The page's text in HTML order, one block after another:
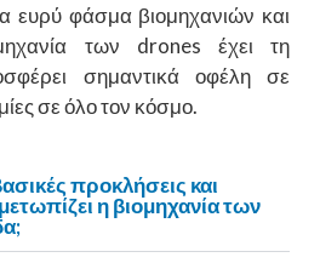
ευρύ φάσμα βιομηχανιών και
των drones έχει τη
σημαντικά οφέλη σε
σε όλο τον κόσμο.
προκλήσεις και
η βιομηχανία των